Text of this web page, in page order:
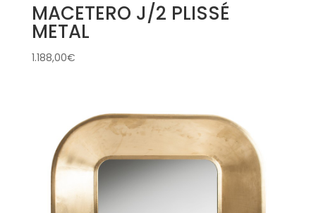
MACETERO J/2 PLISSÉ
METAL
1.188,00€